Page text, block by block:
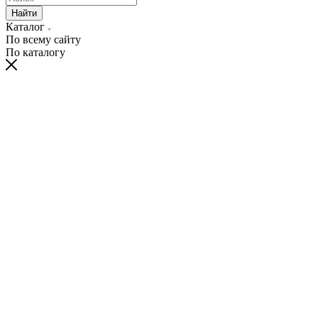
Найти
Каталог
По всему сайту
По каталогу